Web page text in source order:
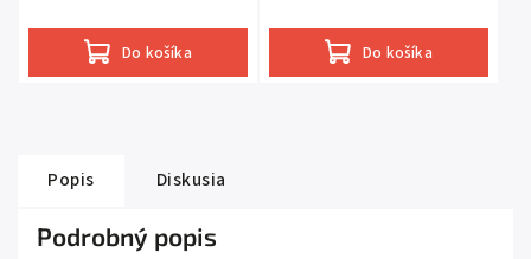
Do košíka Do košíka
Popis Diskusia
Podrobný popis